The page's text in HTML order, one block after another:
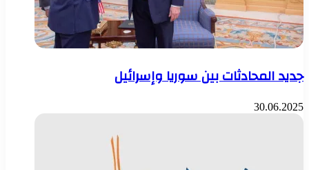
جديد المحادثات بين سوريا وإسرائيل
30.06.2025